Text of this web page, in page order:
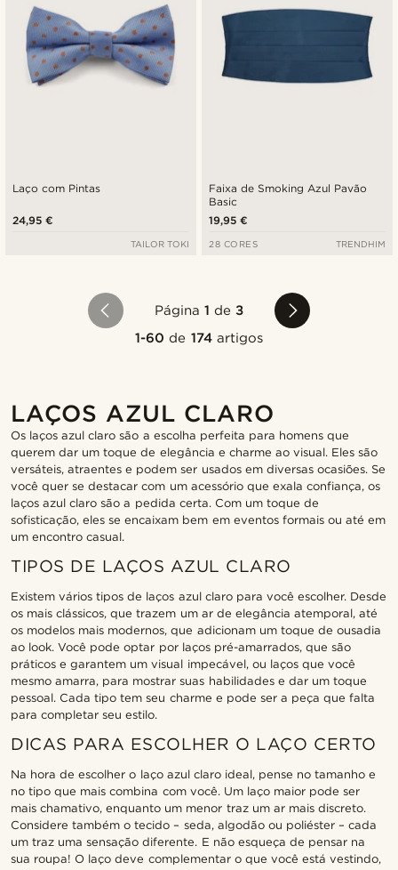
Laço com Pintas
24,95 €
TAILOR TOKI
Faixa de Smoking Azul Pavão
Basic
19,95 €
28 CORES TRENDHIM
Página 1 de3
1-60 de 174artigos
LAÇOS AZUL CLARO
Os laços azul claro são a escolha perfeita para homens que
querem dar um toque de elegância e charme ao visual. Eles são
versáteis, atraentes e podem ser usados em diversas ocasiões. Se
você quer se destacar com um acessório que exala confiança, os
laços azul claro são a pedida certa. Com um toque de
sofisticação, eles se encaixam bem em eventos formais ou até em
um encontro casual.
TIPOS DE LAÇOS AZUL CLARO
Existem vários tipos de laços azul claro para você escolher. Desde
os mais clássicos, que trazem um ar de elegância atemporal, até
os modelos mais modernos, que adicionam um toque de ousadia
ao look. Você pode optar por laços pré-amarrados, que são
práticos e garantem um visual impecável, ou laços que você
mesmo amarra, para mostrar suas habilidades e dar um toque
pessoal. Cada tipo tem seu charme e pode ser a peça que falta
para completar seu estilo.
DICAS PARA ESCOLHER O LAÇO CERTO
Na hora de escolher o laço azul claro ideal, pense no tamanho e
no tipo que mais combina com você. Um laço maior pode ser
mais chamativo, enquanto um menor traz um ar mais discreto.
Considere também o tecido – seda, algodão ou poliéster – cada
um traz uma sensação diferente. E não esqueça de pensar na
sua roupa! O laço deve complementar o que você está vestindo,